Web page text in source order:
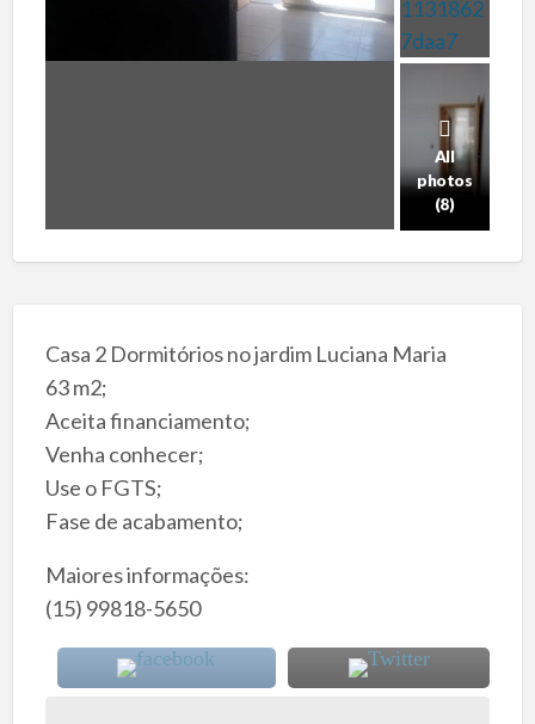
All
photos
(8)
Casa 2 Dormitórios no jardim Luciana Maria
63 m2;
Aceita financiamento;
Venha conhecer;
Use o FGTS;
Fase de acabamento;
Maiores informações:
(15) 99818-5650